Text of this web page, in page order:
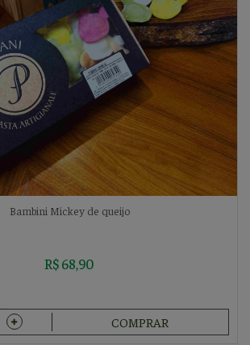
Bambini Mickey de queijo
R$ 68,90
COMPRAR